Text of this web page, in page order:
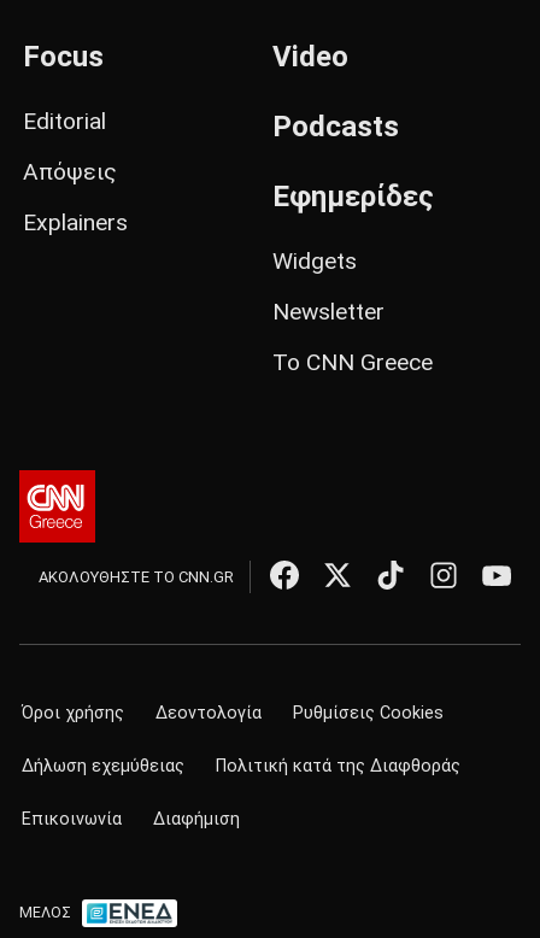
Focus
Editorial
Απόψεις
Explainers
Video
Podcasts
Εφημερίδες
Widgets
Newsletter
Το CNN Greece
ΑΚΟΛΟΥΘΗΣΤΕ ΤΟ CNN.GR
Όροι χρήσης Δεοντολογία Ρυθμίσεις Cookies
Δήλωση εχεμύθειας Πολιτική κατά της Διαφθοράς
Επικοινωνία Διαφήμιση
ΜΕΛΟΣ